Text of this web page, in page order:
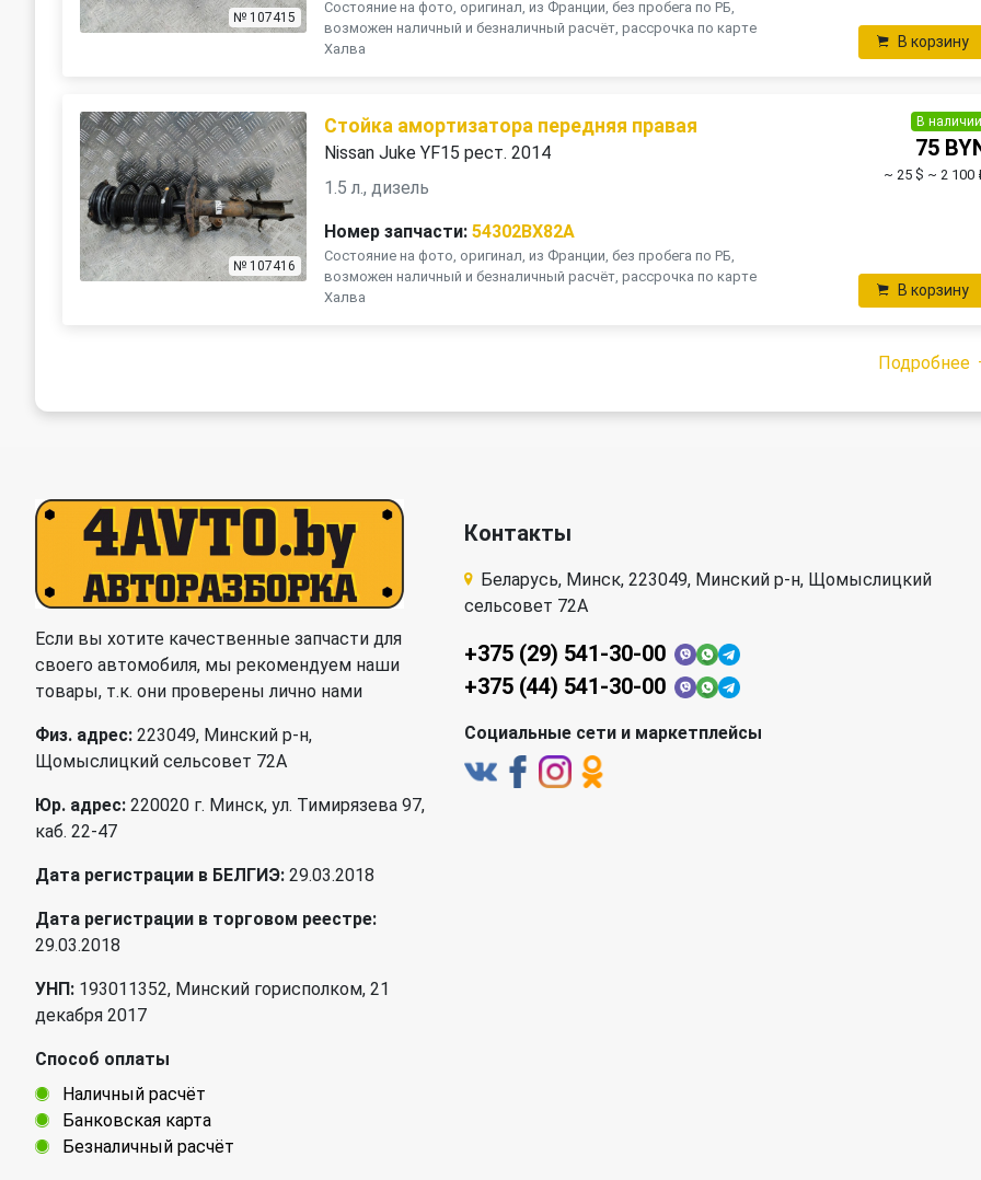
№ 107415
Состояние на фото, оригинал, из Франции, без пробега по РБ,
возможен наличный и безналичный расчёт, рассрочка по карте
Халва
В корзину
№ 107416
Стойка амортизатора передняя правая
Nissan Juke YF15 рест. 2014
1.5 л., дизель
Номер запчасти: 54302BX82A
Состояние на фото, оригинал, из Франции, без пробега по РБ,
возможен наличный и безналичный расчёт, рассрочка по карте
Халва
В наличии
75
~ 25 $ ~ 2 100
В корзину
Подробнее
Если вы хотите качественные запчасти для
своего автомобиля, мы рекомендуем наши
товары, т.к. они проверены лично нами
Физ. адрес: 223049, Минский р-н,
Щомыслицкий сельсовет 72А
Юр. адрес: 220020 г. Минск, ул. Тимирязева 97,
каб. 22-47
Дата регистрации в БЕЛГИЭ: 29.03.2018
Дата регистрации в торговом реестре:
29.03.2018
УНП: 193011352, Минский горисполком, 21
декабря 2017
Способ оплаты
Наличный расчёт
Банковская карта
Безналичный расчёт
Контакты
Беларусь, Минск, 223049, Минский р-н, Щомыслицкий
сельсовет 72А
+375 (29) 541-30-00
+375 (44) 541-30-00
Социальные сети и маркетплейсы